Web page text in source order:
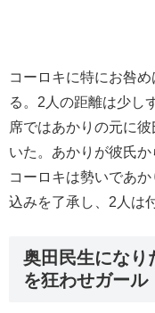
コーロキに特にお咎
る。2人の距離は少し
席ではあかりの元に
いた。あかりが彼氏
コーロキは勢いであ
込みを了承し、2人は
奥田民生になり
を狂わせガー